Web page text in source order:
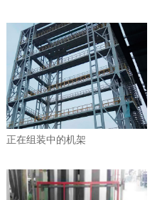
1 2
正在组装中的机架